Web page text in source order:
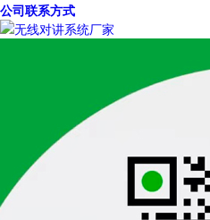
公司联系方式